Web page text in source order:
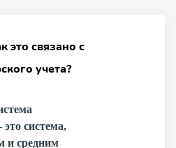
это связано с
учета?
система,
и средним